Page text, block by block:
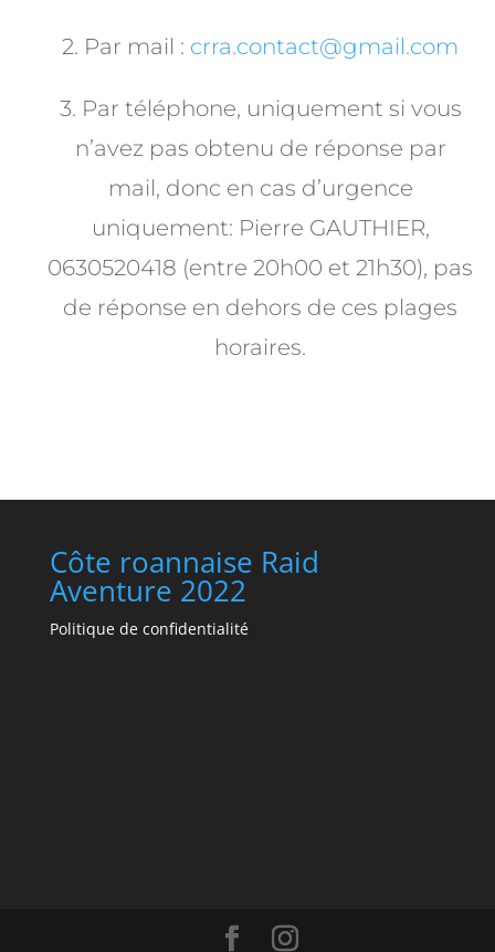
2. Par mail : crra.contact@gmail.com
3. Par téléphone, uniquement si vous
n’avez pas obtenu de réponse par
mail, donc en cas d’urgence
uniquement: Pierre GAUTHIER,
0630520418 (entre 20h00 et 21h30), pas
de réponse en dehors de ces plages
horaires.
Côte roannaise Raid
Aventure 2022
Politique de confidentialité